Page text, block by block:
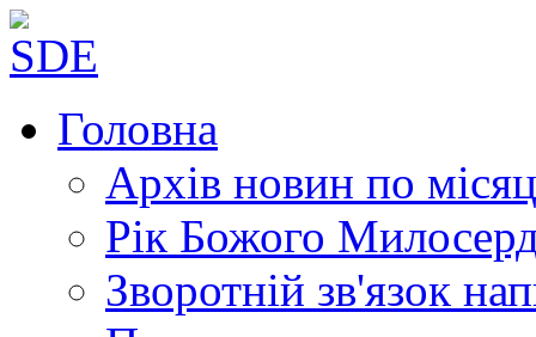
Головна
Архів новин по
Рік Божого
Зворотній зв'язок